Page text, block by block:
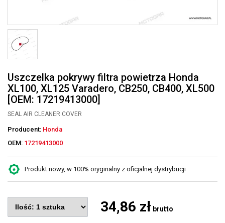
Uszczelka pokrywy filtra powietrza Honda
XL100, XL125 Varadero, CB250, CB400, XL500
[OEM: 17219413000]
SEAL AIR CLEANER COVER
Producent: Honda
OEM: 17219413000
Produkt nowy, w 100% oryginalny z oficjalnej dystrybucji
34,86 zł brutto